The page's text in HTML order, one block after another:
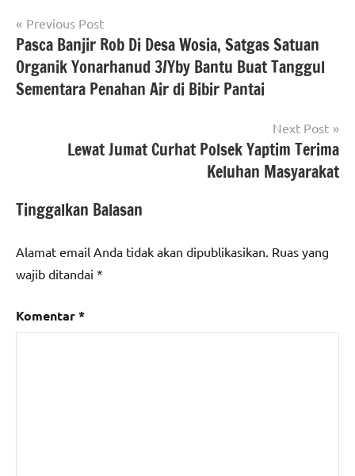
Navigasi
pos
Previous Post
Pasca Banjir Rob Di Desa Wosia, Satgas Satuan
Organik Yonarhanud 3/Yby Bantu Buat Tanggul
Sementara Penahan Air di Bibir Pantai
Next Post
Lewat Jumat Curhat Polsek Yaptim Terima
Keluhan Masyarakat
Tinggalkan Balasan
Alamat email Anda tidak akan dipublikasikan. Ruas yang
wajib ditandai *
Komentar*